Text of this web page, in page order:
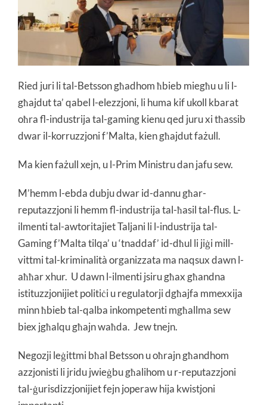
Ried juri li tal-Betsson għadhom ħbieb miegħu u li l-
għajdut ta’ qabel l-elezzjoni, li huma kif ukoll kbarat
oħra fl-industrija tal-gaming kienu qed juru xi tħassib
dwar il-korruzzjoni f’Malta, kien għajdut fażull.
Ma kien fażull xejn, u l-Prim Ministru dan jafu sew.
M’hemm l-ebda dubju dwar id-dannu għar-
reputazzjoni li hemm fl-industrija tal-ħasil tal-flus. L-
ilmenti tal-awtoritajiet Taljani li l-industrija tal-
Gaming f’Malta tilqa’ u ‘tnaddaf’ id-dħul li jiġi mill-
vittmi tal-kriminalità organizzata ma naqsux dawn l-
aħħar xhur. U dawn l-ilmenti jsiru għax għandna
istituzzjonijiet politiċi u regulatorji dgħajfa mmexxija
minn ħbieb tal-qalba inkompetenti mgħallma sew
biex jgħalqu għajn waħda. Jew tnejn.
Negozji leġittmi bħal Betsson u oħrajn għandhom
azzjonisti li jridu jwieġbu għalihom u r-reputazzjoni
tal-ġurisdizzjonijiet fejn joperaw hija kwistjoni